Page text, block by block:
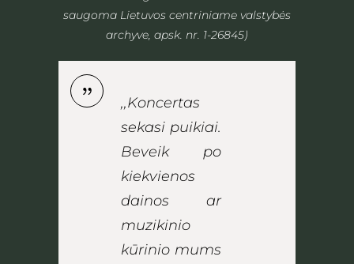
saugoma Lietuvos centriniame valstybės
archyve, apsk. nr. 1-26845)
,,Koncertas
sekasi puikiai.
Beveik po
kiekvienos
dainos ar
muzikinio
kūrinio mums